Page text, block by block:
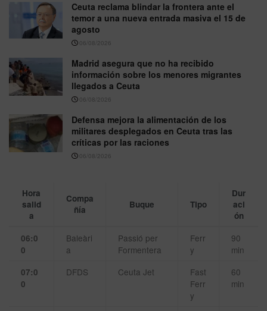
Ceuta reclama blindar la frontera ante el
temor a una nueva entrada masiva el 15 de
agosto
06/08/2026
Madrid asegura que no ha recibido
información sobre los menores migrantes
llegados a Ceuta
06/08/2026
Defensa mejora la alimentación de los
militares desplegados en Ceuta tras las
críticas por las raciones
06/08/2026
Hora
salid
a
Compa
ñía
Buque Tipo
Dur
aci
ón
06:0
0
Baleàri
a
Passió per
Formentera
Ferr
y
90
min
07:0
0
DFDS Ceuta Jet
Fast
Ferr
y
60
min